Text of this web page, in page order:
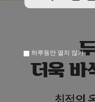
하루동안 열지 않기